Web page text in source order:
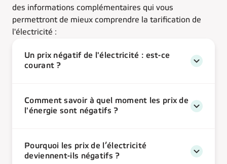
des informations complémentaires qui vous
permettront de mieux comprendre la tarification de
l'électricité :
Un prix négatif de l'électricité : est-ce
courant ?
Comment savoir à quel moment les prix de
l'énergie sont négatifs ?
Pourquoi les prix de l’électricité
deviennent-ils négatifs ?